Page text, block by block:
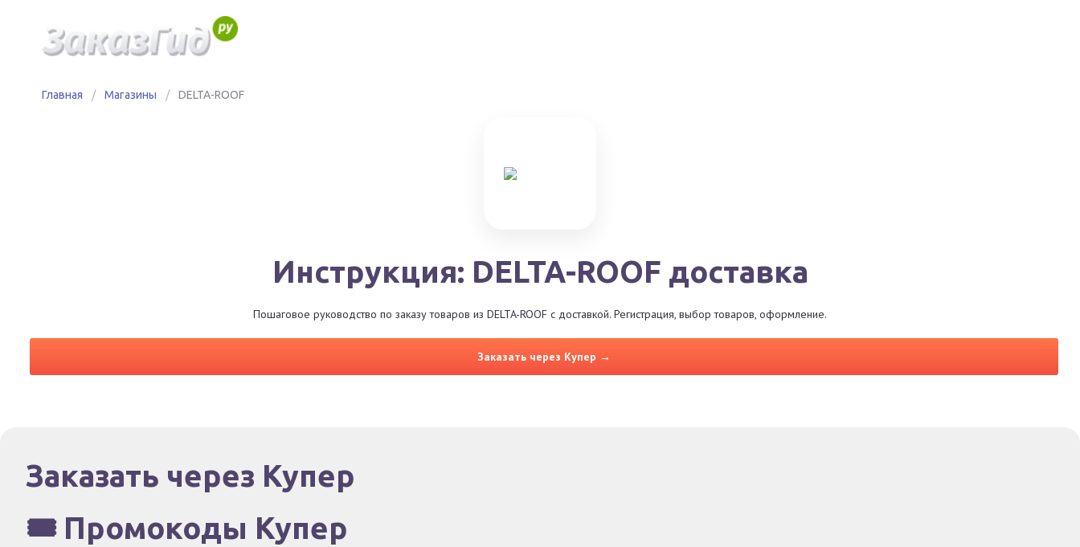
Главная / Магазины / DELTA-ROOF
Инструкция: DELTA-ROOF доставка
Пошаговое руководство по заказу товаров из DELTA-ROOF с доставкой. Регистрация, выбор товаров, оформление.
Заказать через Купер →
Заказать через Купер
🎟️ Промокоды Купер